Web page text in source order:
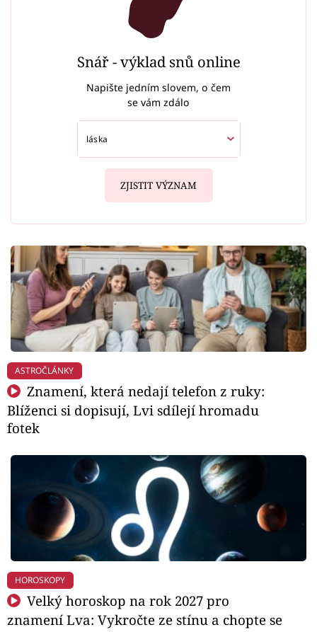
Snář - výklad snů online
Napište jedním slovem, o čem
se vám zdálo
ZJISTIT VÝZNAM
ASTROČLÁNKY
Znamení, která nedají telefon z ruky:
Blíženci si dopisují, Lvi sdílejí hromadu
fotek
HOROSKOPY
Velký horoskop na rok 2027 pro
znamení Lva: Vykročte ze stínu a chopte se